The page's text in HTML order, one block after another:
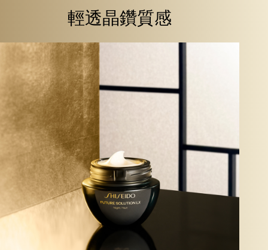
輕透晶鑽質感